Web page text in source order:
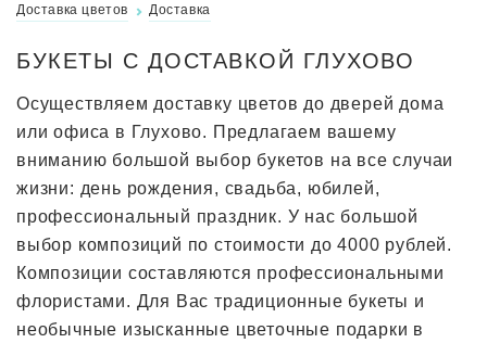
Доставка цветов Доставка
БУКЕТЫ С ДОСТАВКОЙ ГЛУХОВО
Осуществляем доставку цветов до дверей дома
или офиса в Глухово. Предлагаем вашему
вниманию большой выбор букетов на все случаи
жизни: день рождения, свадьба, юбилей,
профессиональный праздник. У нас большой
выбор композиций по стоимости до 4000 рублей.
Композиции составляются профессиональными
флористами. Для Вас традиционные букеты и
необычные изысканные цветочные подарки в